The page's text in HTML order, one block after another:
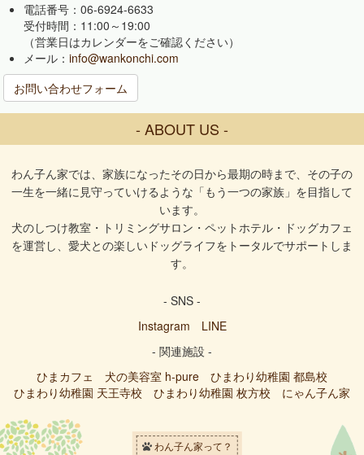
電話番号：06-6924-6633
受付時間：11:00～19:00
（営業日はカレンダーをご確認ください）
メール：info@wankonchi.com
お問い合わせフォーム
- ABOUT US -
わん子ん家では、家族になったその日から最期の時まで、その子の
一生を一緒に見守っていけるような「もう一つの家族」を目指して
います。
犬のしつけ教室・トリミングサロン・ペットホテル・ドッグカフェ
を運営し、愛犬との楽しいドッグライフをトータルでサポートしま
す。
- SNS -
Instagram
LINE
- 関連施設 -
ひまカフェ
犬の美容室 h-pure
ひまわり幼稚園 都島校
ひまわり幼稚園 天王寺校
ひまわり幼稚園 枚方校 にゃん子ん家
わん子ん家って？